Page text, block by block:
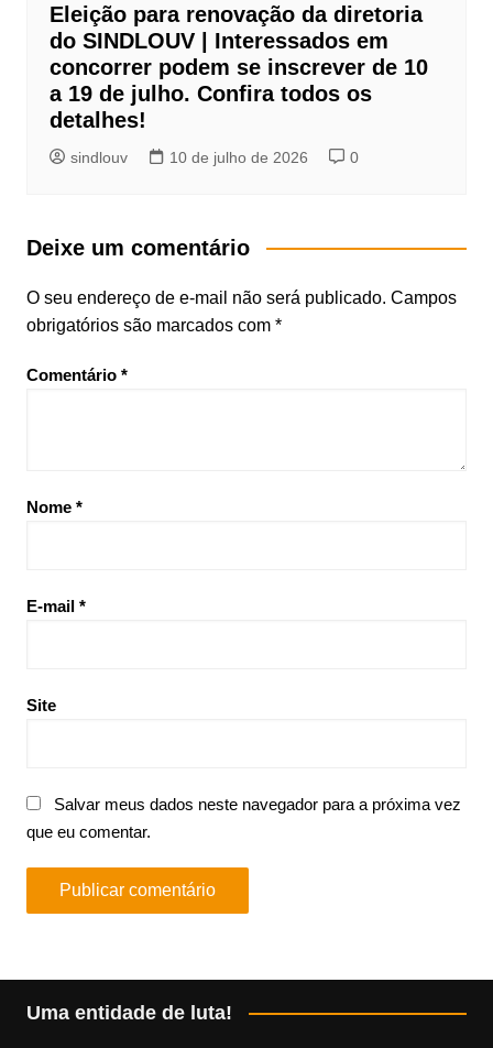
Eleição para renovação da diretoria
do SINDLOUV | Interessados em
concorrer podem se inscrever de 10
a 19 de julho. Confira todos os
detalhes!
sindlouv 10 de julho de 2026 0
Deixe um comentário
O seu endereço de e-mail não será publicado. Campos
obrigatórios são marcados com *
Comentário *
Nome *
E-mail *
Site
Salvar meus dados neste navegador para a próxima vez
que eu comentar.
Uma entidade de luta!